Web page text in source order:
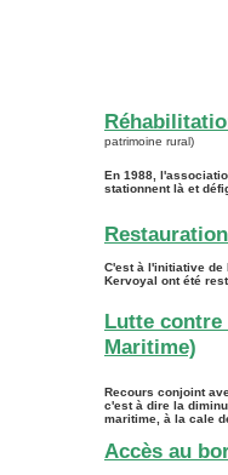
patrimoine rural)
En 1988,
stationnent là et
C'est à l'initiative de
Kervoyal ont été
Lutte
Maritime)
Recours conjoint
c'est à dire la
maritime, à la cale
Accès au